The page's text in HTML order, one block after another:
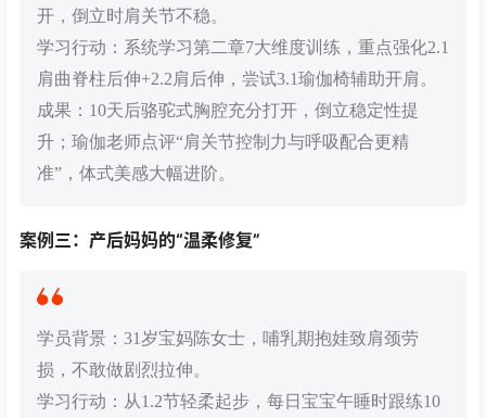
开，倒立时肩关节不稳。
学习行动：系统学习第二章7大维度训练，重点强化2.1
肩曲脊柱后伸+2.2肩后伸，尝试3.1瑜伽椅辅助开肩。
成果：10天后骆驼式胸腔充分打开，倒立稳定性提
升；瑜伽老师点评“肩关节控制力与呼吸配合更精
准”，体式美感大幅进阶。
案例三：产后妈妈的“温柔修复”
学员背景：31岁宝妈陈女士，哺乳期抱娃致肩颈劳
损，不敢做剧烈拉伸。
学习行动：从1.2节轻柔起步，每日宝宝午睡时跟练10